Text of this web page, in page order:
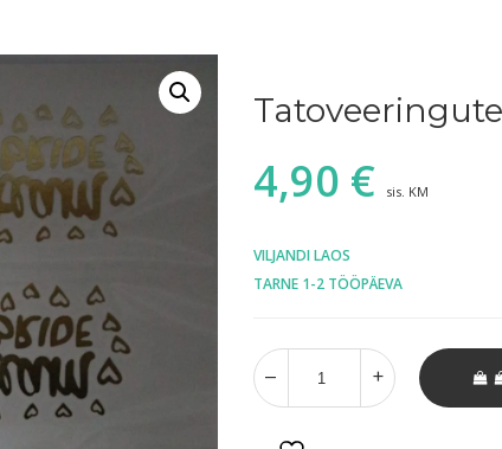
4,90 € sis. KM
VILJANDI LAOS
TARNE 1-2 TÖÖPÄEVA